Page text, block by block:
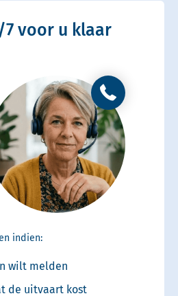
voor u klaar
indien:
wilt melden
de uitvaart kost